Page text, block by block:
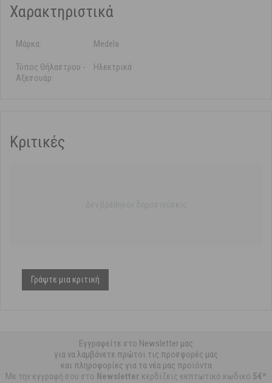
Χαρακτηριστικά
Μάρκα: Medela
Τύπος Θήλαστρου -
Αξεσουάρ:
Ηλεκτρικά
Κριτικές
Γράψτε μια κριτική
Εγγραφείτε στο Newsletter μας
για να λαμβάνετε πρώτοι τις προσφορές μας
και πληροφορίες για τα νέα μας προϊόντα
Με την εγγραφή σου στο Newsletter κερδίζεις εκπτωτικό κωδικό 5€*